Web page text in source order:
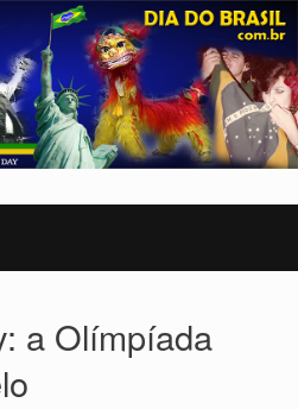
a Olímpíada